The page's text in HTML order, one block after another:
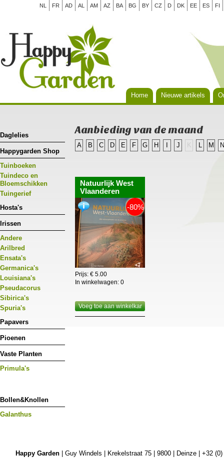
NL FR AD AL AM AZ BA BG BY CZ D DK EE ES FI
Home Nieuwe artikels
Daglelies
Happygarden Shop
Tuinboeken
Tuindeco en
Bloemschikken
Tuingerief
Hosta's
Irissen
Andere
Arilbred
Ensata's
Germanica's
Louisiana's
Pseudacorus
Sibirica's
Spuria's
Papavers
Pioenen
Vaste Planten
Primula's
Bollen&Knollen
Galanthus
Aanbieding van de maand
A B C D E F G H J K L M N
Natuurlijk West
Vlaanderen
-80%
Prijs: € 5.00
In winkelwagen: 0
Voeg toe aan winkelkar
Happy Garden| Guy Windels | Krekelstraat 75 | 9800 | Deinze | +32